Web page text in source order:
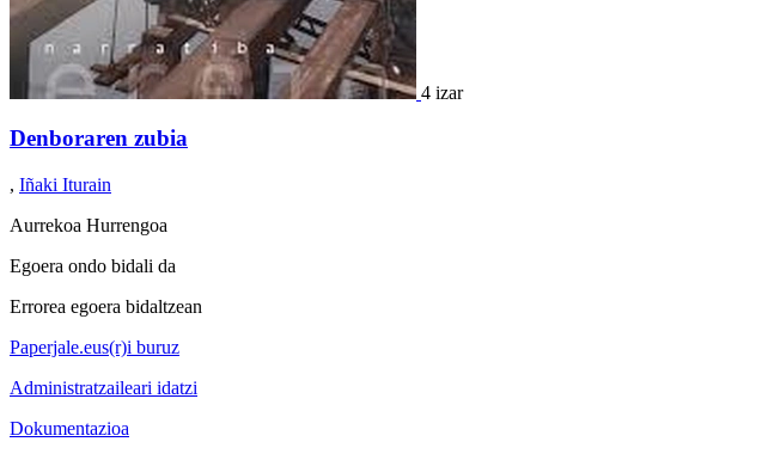
4 izar
Denboraren zubia
, Iñaki Iturain
Aurrekoa Hurrengoa
Egoera ondo bidali da
Errorea egoera bidaltzean
Paperjale.eus(r)i buruz
Administratzaileari idatzi
Dokumentazioa